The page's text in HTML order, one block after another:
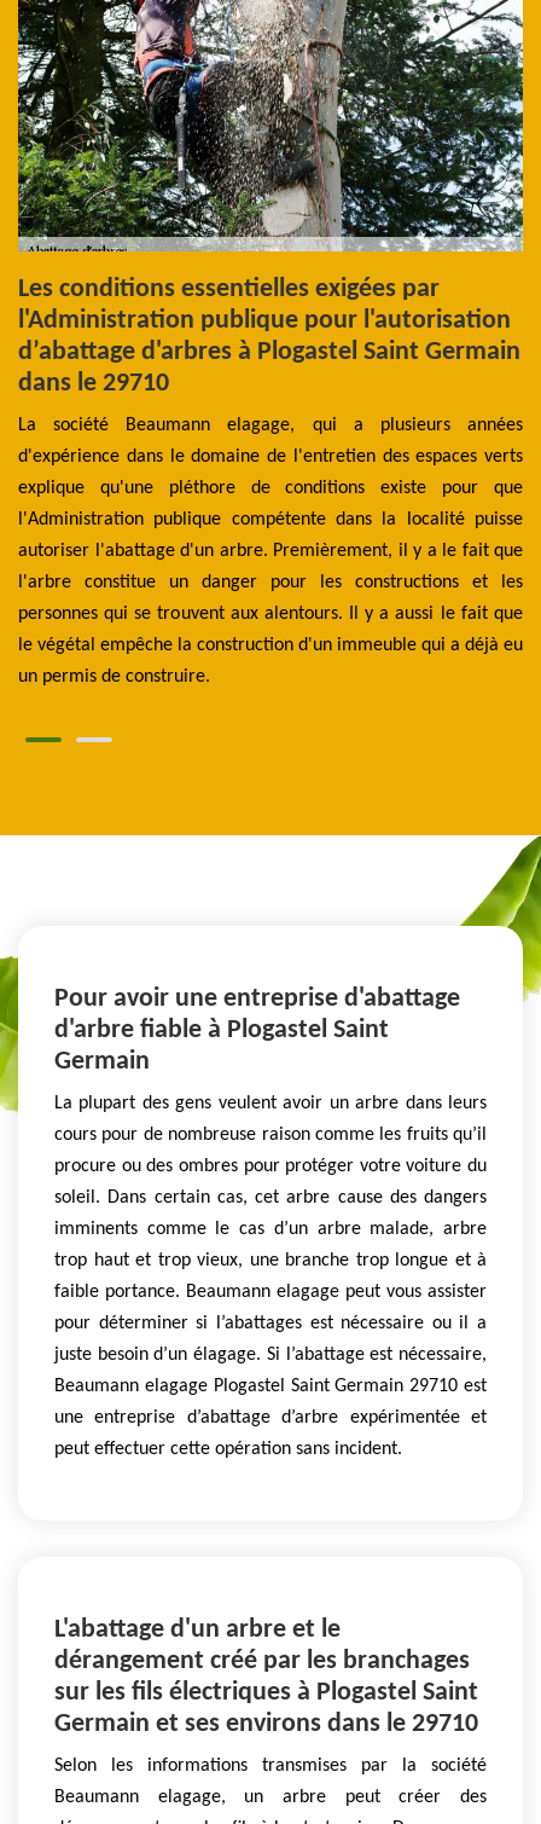
Les conditions essentielles exigées par
l'Administration publique pour l'autorisation
d’abattage d'arbres à Plogastel Saint Germain
dans le 29710
La société Beaumann elagage, qui a plusieurs années
d'expérience dans le domaine de l'entretien des espaces verts
explique qu'une pléthore de conditions existe pour que
l'Administration publique compétente dans la localité puisse
autoriser l'abattage d'un arbre. Premièrement, il y a le fait que
l'arbre constitue un danger pour les constructions et les
personnes qui se trouvent aux alentours. Il y a aussi le fait que
le végétal empêche la construction d'un immeuble qui a déjà eu
un permis de construire.
Pour avoir une entreprise d'abattage
d'arbre fiable à Plogastel Saint
Germain
La plupart des gens veulent avoir un arbre dans leurs
cours pour de nombreuse raison comme les fruits qu’il
procure ou des ombres pour protéger votre voiture du
soleil. Dans certain cas, cet arbre cause des dangers
imminents comme le cas d’un arbre malade, arbre
trop haut et trop vieux, une branche trop longue et à
faible portance. Beaumann elagage peut vous assister
pour déterminer si l’abattages est nécessaire ou il a
juste besoin d’un élagage. Si l’abattage est nécessaire,
Beaumann elagage Plogastel Saint Germain 29710 est
une entreprise d’abattage d’arbre expérimentée et
peut effectuer cette opération sans incident.
L'abattage d'un arbre et le
dérangement créé par les branchages
sur les fils électriques à Plogastel Saint
Germain et ses environs dans le 29710
Selon les informations transmises par la société
Beaumann elagage, un arbre peut créer des